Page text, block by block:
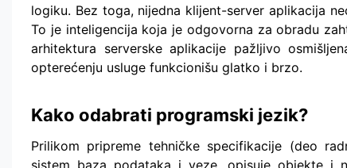
logiku. Bez toga, nijedna klijent-server aplikacija
To je inteligencija koja je odgovorna za obradu
arhitektura serverske aplikacije pažljivo
opterećenju usluge funkcionišu glatko i brzo.
Kako odabrati programski jezik?
Prilikom pripreme tehničke specifikacije (deo